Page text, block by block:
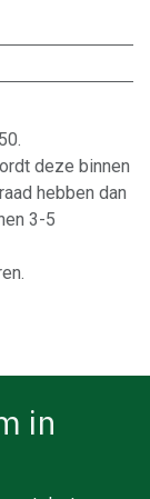
deze binnen
hebben dan
3-5
in